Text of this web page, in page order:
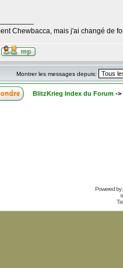
Chewbacca, mais j'ai changé de
Montrer les messages depuis:
BlitzKrieg Index du Forum->
Powered by